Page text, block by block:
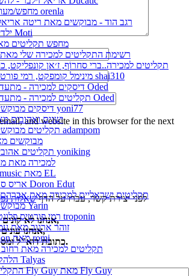
מחפש/מעונין מאת orenla
רגב הוד - מבוקשים מאת ריטה אריאל
ילדים מאת Moti
מחפש תקליטים
רשימת התקליטים למכירה שלי מאת
תקליטים למכירה..ברי סחרוֹף, ז׳אן קונפליקט,
מינימל קומפקט, רמי פורטיס מאת shai310
דיסקים למכירה - מתעדכן מאת Oded
תקליטים למכירה - מתעדכן מאת Oded
דיסקים מבוקשים מאת yoni77
ישנים ואהובים
תקליטים מבוקשים מאת adampom
מבוקשים
תקליטים אהובים מאת yoniking
למכירה מאת
jewish music מאת EL
אריס סאן מאת Doron Edut
תקליטים ישראליים למכירה מאת אברהם
מבוקשים מאת Yarin
רמי פורטיס פלונטר מאת troponin
זוהר ארגוב מאת
exhibition מאת romi
תקליטים למכירה מאת
הלהקה מאת Talyas
התקליטים של Fly Guy מאת Fly Guy
and website in this browser for the next
לפני יצירת קשר, עברו על הדףשאלות
אנחנו לא קונים ולא מוכרים תקליטים,
אנחנו עונים לפניות בדוא"ל בלבד,
כתובת דוא"ל ומספר טלפון לא יפורסמו.